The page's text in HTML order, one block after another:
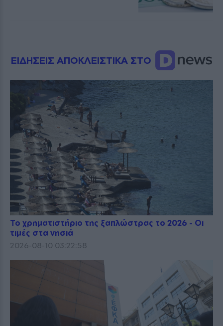
ΕΙΔΗΣΕΙΣ ΑΠΟΚΛΕΙΣΤΙΚΑ ΣΤΟ
Το χρηματιστήριο της ξαπλώστρας το 2026 - Οι
τιμές στα νησιά
2026-08-10 03:22:58